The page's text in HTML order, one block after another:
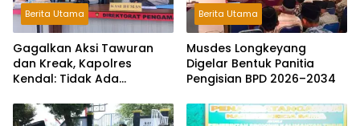
Berita Utama
Gagalkan Aksi Tawuran
dan Kreak, Kapolres
Kendal: Tidak Ada
Pelaku Kejahatan Jalanan
Berita Utama
Musdes Longkeyang
Digelar Bentuk Panitia
Pengisian BPD 2026–2034